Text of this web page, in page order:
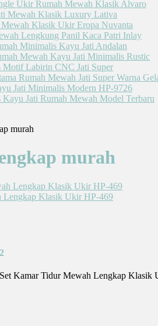
murah
murah
Lengkap Klasik Ukir HP-469
Kamar Tidur Mewah Lengkap Klasik